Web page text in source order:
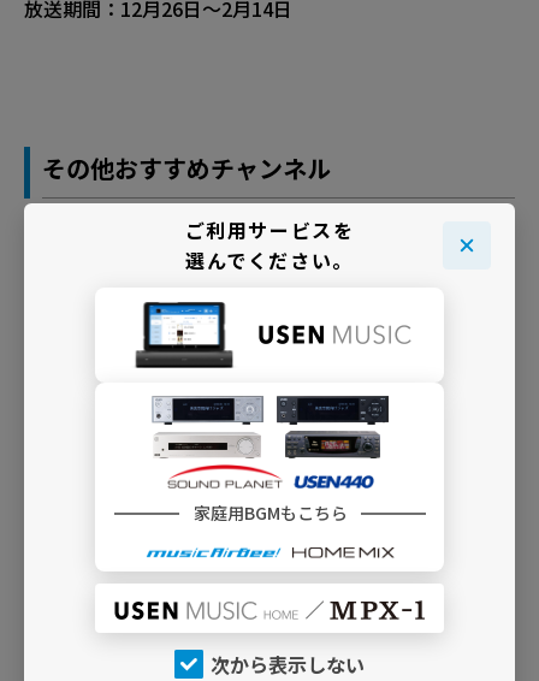
放送期間：12月26日～2月14日
その他おすすめチャンネル
各シチュエーションでおすすめするチャンネルをご紹介
▼ お洒売り場におすすめ
C11 ラヴバラード 洋楽
C05 soft jazz
▼ チョコレート、お菓子売り場におすすめ
I02 GIRLS J-POP
▼ 財布、腕時計売り場におすすめ
C07 Organic Soul
I13 Electro Swing ～パーティータイム～
ご利用サービスを
選んでください。
家庭用BGMもこちら
次から表示しない